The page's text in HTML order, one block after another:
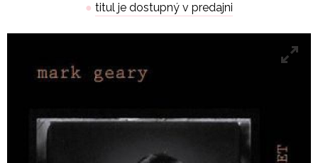
● titul je dostupný v predajni